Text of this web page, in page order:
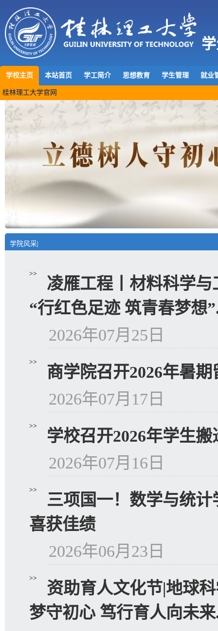
学校主页 本站首页 学工简介 思想教育 学生管理 就业
桂林理工大学官网
学院风采|
>>
凌雁工程丨材料科学
“行红色足迹 筑青春梦想
2026年07月25日
>>
商学院召开2026年暑
2026年07月17日
>>
学校召开2026年学生
2026年07月16日
>>
三项国一！数学与统
喜获佳绩
2026年06月23日
>>
资助育人文化节|地球
梦守初心 笃行育人向未